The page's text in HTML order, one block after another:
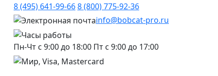
8 (495) 641-99-668 (800) 775-92-36
info@bobcat-pro.ru
Пн-Чт с 9:00 до 18:00 Пт с 9:00 до 17:00